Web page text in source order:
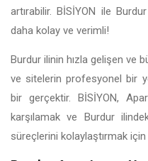
artırabilir. BİSİYON ile
daha kolay ve verimli!
Burdur ilinin hızla gelişen ve
ve sitelerin profesyonel bir
bir gerçektir. BİSİYON,
karşılamak ve Burdur
süreçlerini kolaylaştırmak için